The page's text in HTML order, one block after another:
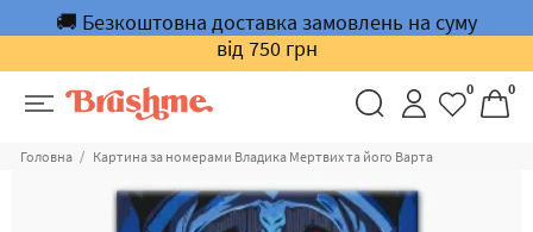
🚚 Безкоштовна доставка замовлень на суму
від 750 грн
0 0
Головна Картина за номерами Владика Мертвих та його Варта